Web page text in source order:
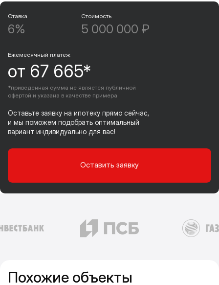
Ставка
6%
Стоимость
5 000 000 ₽
Ежемесячный платеж
от 67 665*
*приведенная сумма не является публичной
офертой и указана в качестве примера
Оставьте заявку на ипотеку прямо сейчас,
и мы поможем подобрать оптимальный
вариант индивидуально для вас!
Оставить заявку
Похожие объекты